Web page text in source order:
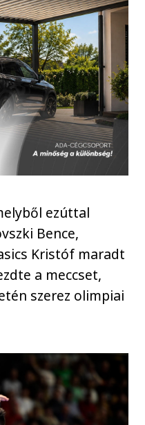
ezúttal
Bence,
Kristóf maradt
a meccset,
szerez olimpiai